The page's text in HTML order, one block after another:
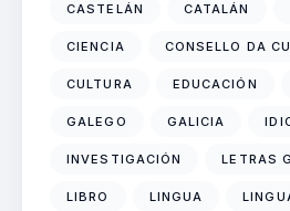
CASTELÁN CATALÁN
CIENCIA CONSELLO DA
CULTURA EDUCACIÓN
GALEGO GALICIA
INVESTIGACIÓN LETRAS
LIBRO LINGUA